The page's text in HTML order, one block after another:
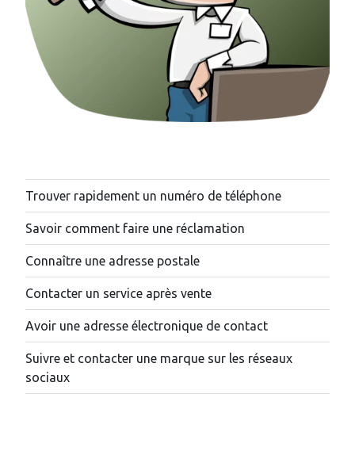
Trouver rapidement un numéro de téléphone
Savoir comment faire une réclamation
Connaître une adresse postale
Contacter un service après vente
Avoir une adresse électronique de contact
Suivre et contacter une marque sur les réseaux
sociaux